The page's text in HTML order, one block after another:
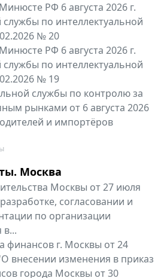
РФ 6 августа 2026 г.
по интеллектуальной
№ 20
РФ 6 августа 2026 г.
по интеллектуальной
№ 19
службы по контролю за
рынками от 6 августа 2026
и импортёров
Москва
Москвы от 27 июля
согласовании и
по организации
финансов г. Москвы от 24
внесении изменения в приказ
города Москвы от 30